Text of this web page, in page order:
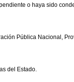
o haya sido
Pública Nacional,
del Estado.